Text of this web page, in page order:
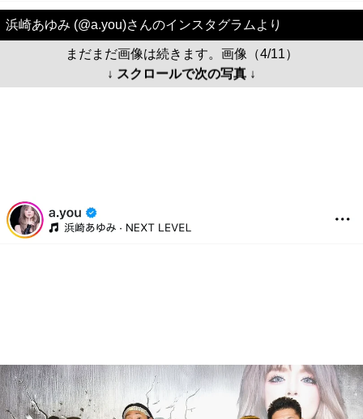
浜崎あゆみ (@a.you)さんのインスタグラムより
まだまだ画像は続きます。画像（4/11）
↓ スクロールで次の写真 ↓